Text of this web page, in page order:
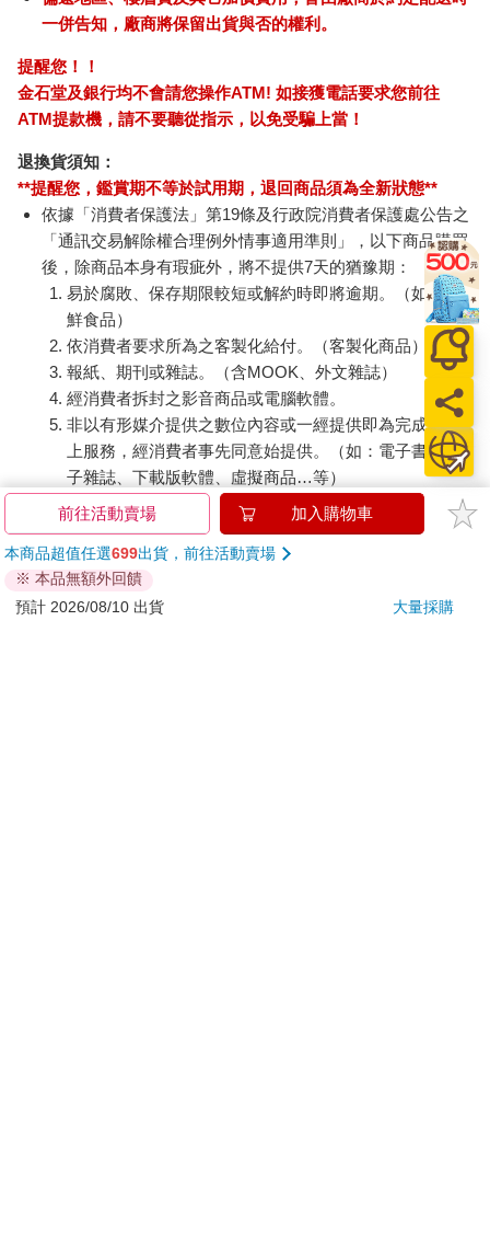
一併告知，廠商將保留出貨與否的權利。
提醒您！！
金石堂及銀行均不會請您操作ATM! 如接獲電話要求您前往
ATM提款機，請不要聽從指示，以免受騙上當！
退換貨須知：
**提醒您，鑑賞期不等於試用期，退回商品須為全新狀態**
依據「消費者保護法」第19條及行政院消費者保護處公告之
「通訊交易解除權合理例外情事適用準則」，以下商品購買
後，除商品本身有瑕疵外，將不提供7天的猶豫期：
易於腐敗、保存期限較短或解約時即將逾期。（如：生
鮮食品）
依消費者要求所為之客製化給付。（客製化商品）
報紙、期刊或雜誌。（含MOOK、外文雜誌）
經消費者拆封之影音商品或電腦軟體。
非以有形媒介提供之數位內容或一經提供即為完成之線
上服務，經消費者事先同意始提供。（如：電子書、電
子雜誌、下載版軟體、虛擬商品…等）
已拆封之個人衛生用品。（如：內衣褲、刮鬍刀、除毛
刀…等）
若非上列種類商品，均享有到貨7天的猶豫期（含例假
日）。
辦理退換貨時，商品（組合商品恕無法接受單獨退貨）必須
前往活動賣場 加入購物車
本商品超值任選699出貨，前往活動賣場
※ 本品無額外回饋
預計 2026/08/10 出貨
大量採購